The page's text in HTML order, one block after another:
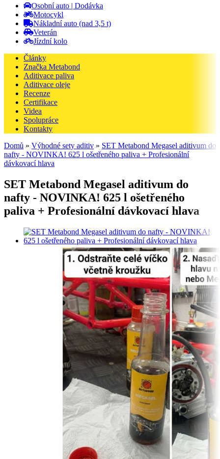
Osobní auto | Dodávka
Motocykl
Nákladní auto (nad 3,5 t)
Veterán
Jízdní kolo
Články
Značka Metabond
Aditivace paliva
Aditivace oleje
Recenze
Certifikace
Videa
Spolupráce
Kontakty
Domů » Výhodné sety aditiv » SET Metabond Megasel aditivum do
nafty - NOVINKA! 625 l ošetřeného paliva + Profesionální
dávkovací hlava
SET Metabond Megasel aditivum do
nafty - NOVINKA! 625 l ošetřeného
paliva + Profesionální dávkovací hlava